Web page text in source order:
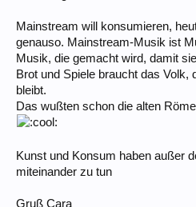
Mainstream will konsumieren,
genauso. Mainstream-Musik ist
Musik, die gemacht wird, damit
Brot und Spiele braucht das Volk,
bleibt.
Das wußten schon die alten
Kunst und Konsum haben außer
miteinander zu tun
Gruß Cara